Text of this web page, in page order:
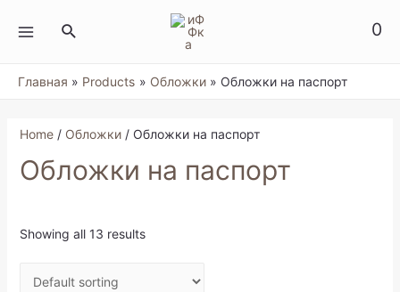
содержимому
MENU
Поиск 0
Главная Products Обложки Обложки на паспорт
Home/ Обложки/ Обложки на паспорт
Обложки на паспорт
Showing all 13 results